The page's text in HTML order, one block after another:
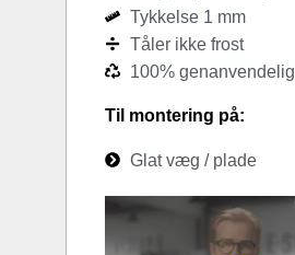
Tykkelse 1 mm
Tåler ikke frost
100% genanvendelig
Til montering på:
Glat væg / plade